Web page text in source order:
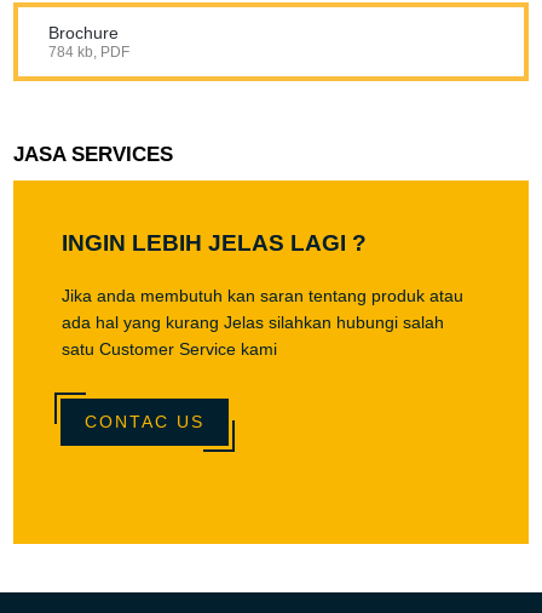
Brochure
784 kb, PDF
JASA SERVICES
INGIN LEBIH JELAS LAGI ?
Jika anda membutuh kan saran tentang produk atau
ada hal yang kurang Jelas silahkan hubungi salah
satu Customer Service kami
CONTAC US